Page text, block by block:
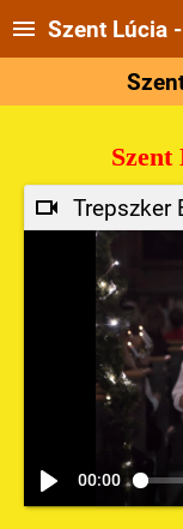
Szent Lúcia
Szent
Trepszker
00:00